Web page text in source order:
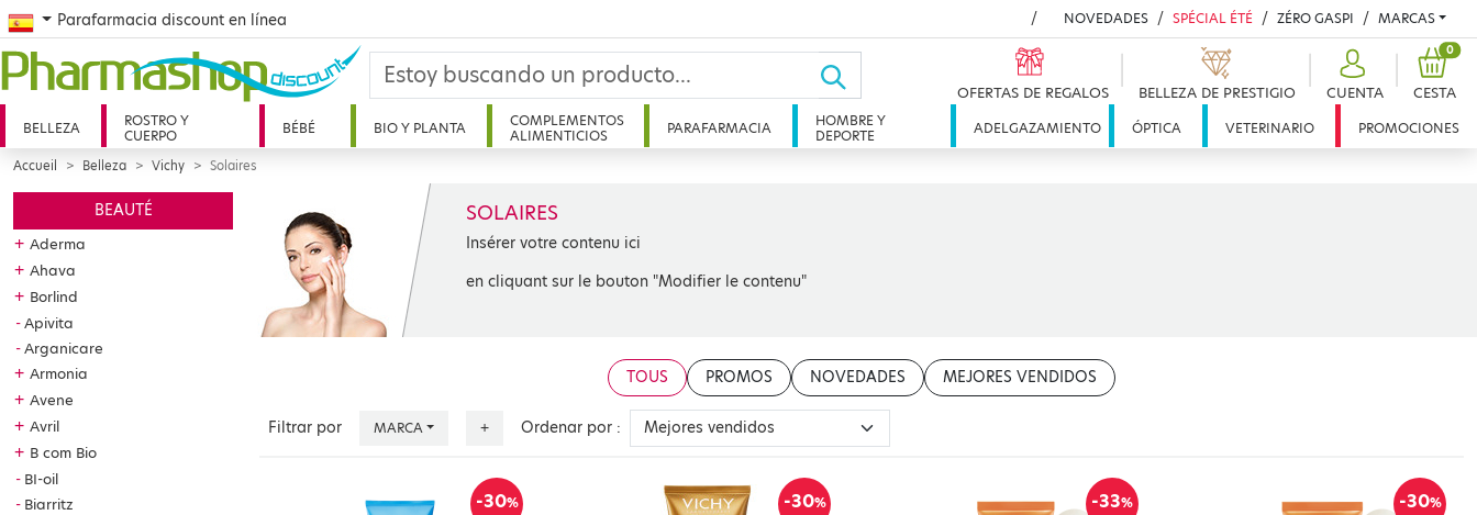
Spanish
Parafarmacia discount en línea NOVEDADES SPÉCIAL ÉTÉ ZÉRO GASPI MARCAS
OFERTAS DE REGALOS BELLEZA DE PRESTIGIO CUENTA CESTA
0
BELLEZA
ROSTRO Y
CUERPO
BÉBÉ BIO Y PLANTA
COMPLEMENTOS
ALIMENTICIOS
PARAFARMACIA
HOMBRE Y
DEPORTE
ADELGAZAMIENTO ÓPTICA VETERINARIO PROMOCIONES
Accueil Belleza Vichy Solaires
BEAUTÉ
+ Aderma
+ Ahava
+ Borlind
Apivita
Arganicare
+ Armonia
+ Avene
+ Avril
+ B com Bio
BI-oil
Biarritz
SOLAIRES
Insérer votre contenu ici
en cliquant sur le bouton "Modifier le contenu"
TOUS PROMOS NOVEDADES MEJORES VENDIDOS
Filtrar por MARCA + Ordenar por :
-30% -30% -33% -30%